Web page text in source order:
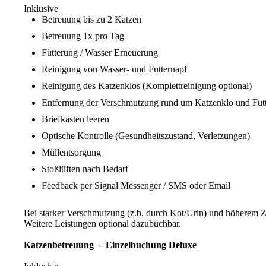
Inklusive
Betreuung bis zu 2 Katzen
Betreuung 1x pro Tag
Fütterung / Wasser Erneuerung
Reinigung von Wasser- und Futternapf
Reinigung des Katzenklos (Komplettreinigung optional)
Entfernung der Verschmutzung rund um Katzenklo und
Briefkasten leeren
Optische Kontrolle (Gesundheitszustand, Verletzungen)
Müllentsorgung
Stoßlüften nach Bedarf
Feedback per Signal Messenger / SMS oder Email
Bei starker Verschmutzung (z.b. durch Kot/Urin) und höherem
Weitere Leistungen optional dazubuchbar.
Katzenbetreuung – Einzelbuchung Deluxe